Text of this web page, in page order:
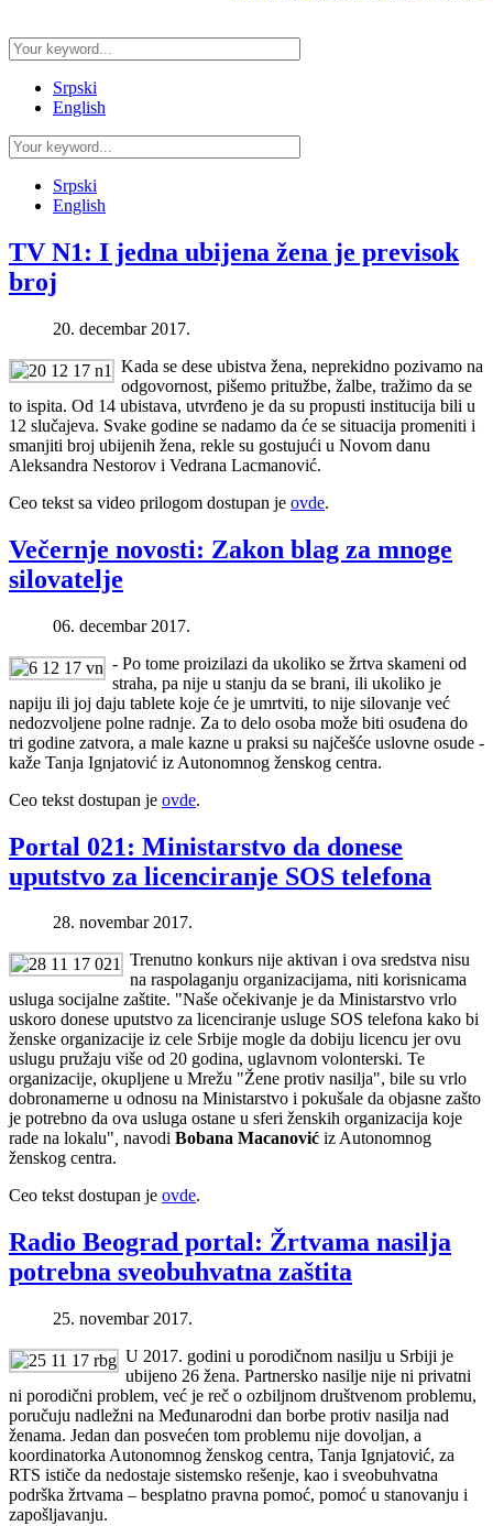
Srpski
English
Srpski
English
TV N1: I jedna ubijena žena je previsok
broj
20. decembar 2017.
Kada se dese ubistva žena, neprekidno pozivamo na
odgovornost, pišemo pritužbe, žalbe, tražimo da se
to ispita. Od 14 ubistava, utvrđeno je da su propusti institucija bili u
12 slučajeva. Svake godine se nadamo da će se situacija promeniti i
smanjiti broj ubijenih žena, rekle su gostujući u Novom danu
Aleksandra Nestorov i Vedrana Lacmanović.
Ceo tekst sa video prilogom dostupan je ovde.
Večernje novosti: Zakon blag za mnoge
silovatelje
06. decembar 2017.
- Po tome proizilazi da ukoliko se žrtva skameni od
straha, pa nije u stanju da se brani, ili ukoliko je
napiju ili joj daju tablete koje će je umrtviti, to nije silovanje već
nedozvoljene polne radnje. Za to delo osoba može biti osuđena do
tri godine zatvora, a male kazne u praksi su najčešće uslovne osude -
kaže Tanja Ignjatović iz Autonomnog ženskog centra.
Ceo tekst dostupan je ovde.
Portal 021: Ministarstvo da donese
uputstvo za licenciranje SOS telefona
28. novembar 2017.
Trenutno konkurs nije aktivan i ova sredstva nisu
na raspolaganju organizacijama, niti korisnicama
usluga socijalne zaštite. "Naše očekivanje je da Ministarstvo vrlo
uskoro donese uputstvo za licenciranje usluge SOS telefona kako bi
ženske organizacije iz cele Srbije mogle da dobiju licencu jer ovu
uslugu pružaju više od 20 godina, uglavnom volonterski. Te
organizacije, okupljene u Mrežu "Žene protiv nasilja", bile su vrlo
dobronamerne u odnosu na Ministarstvo i pokušale da objasne zašto
je potrebno da ova usluga ostane u sferi ženskih organizacija koje
rade na lokalu", navodi Bobana Macanović iz Autonomnog
ženskog centra.
Ceo tekst dostupan je ovde.
Radio Beograd portal: Žrtvama nasilja
potrebna sveobuhvatna zaštita
25. novembar 2017.
U 2017. godini u porodičnom nasilju u Srbiji je
ubijeno 26 žena. Partnersko nasilje nije ni privatni
ni porodični problem, već je reč o ozbiljnom društvenom problemu,
poručuju nadležni na Međunarodni dan borbe protiv nasilja nad
ženama. Jedan dan posvećen tom problemu nije dovoljan, a
koordinatorka Autonomnog ženskog centra, Tanja Ignjatović, za
RTS ističe da nedostaje sistemsko rešenje, kao i sveobuhvatna
podrška žrtvama – besplatno pravna pomoć, pomoć u stanovanju i
zapošljavanju.